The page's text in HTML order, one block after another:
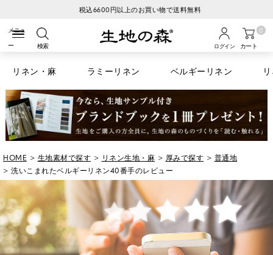
税込6600円以上のお買い物で送料無料
検索 ログイン カート
0
リネン・麻 ラミーリネン ベルギーリネン
HOME 生地素材で探す リネン生地・麻 厚みで探す
普通地
洗いこまれたベルギーリネン40番手のレビュー